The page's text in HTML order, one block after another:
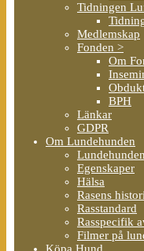
Tidningen
Medlemskap
Fonden >
Om
BPH
Länkar
GDPR
Om Lundehunden
Lundehunden
Egenskaper
Hälsa
Rasens
Rasstandard
Rasspecifik
Filmer på
Köpa Hund